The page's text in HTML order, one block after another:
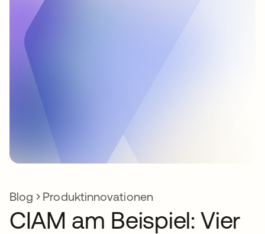
Blog Produktinnovationen
CIAM am Beispiel: Vier